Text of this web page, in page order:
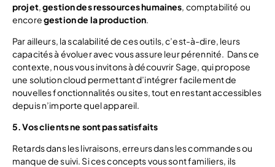
projet,gestion des ressources humaines, comptabilité ou
encoregestion de la production.
Par ailleurs, la scalabilité de ces outils, c’est-à-dire, leurs
capacités à évoluer avec vous assure leur pérennité. Dans ce
contexte, nous vous invitons à découvrir Sage, qui propose
une solution cloud permettant d’intégrer facilement de
nouvelles fonctionnalités ou sites, tout en restant accessibles
depuis n’importe quel appareil.
5. Vos clients ne sont pas satisfaits
Retards dans les livraisons, erreurs dans les commandes ou
manque de suivi. Si ces concepts vous sont familiers, ils